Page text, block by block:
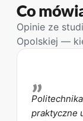
Co
Opinie ze
Opolskiej —
„
praktyczne